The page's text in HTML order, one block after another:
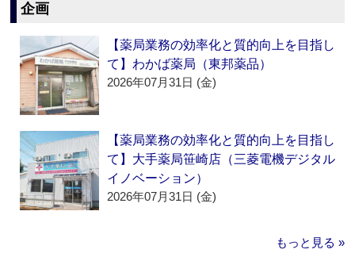
企画
【薬局業務の効率化と質的向上を目指し
て】わかば薬局（東邦薬品）
2026年07月31日 (金)
【薬局業務の効率化と質的向上を目指し
て】大手薬局笹崎店（三菱電機デジタル
イノベーション）
2026年07月31日 (金)
もっと見る »